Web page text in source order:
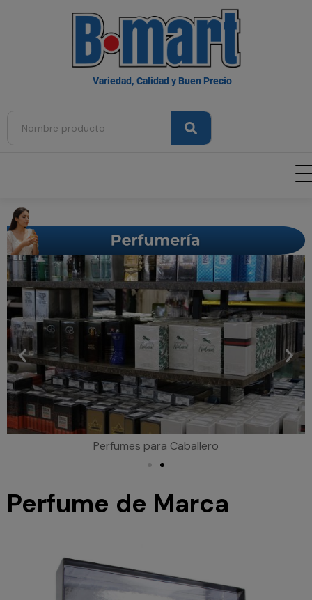
Variedad, Calidad y Buen Precio
Perfumes para Caballero
Perfume de Marca